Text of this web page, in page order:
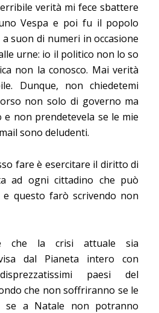
verità mi fece sbattere
Vespa e poi fu il popolo
suon di numeri in occasione
urne: io il politico non lo so
non la conosco. Mai verità
Dunque, non chiedetemi
non solo di governo ma
e non prendetevela se le mie
sono deludenti.
fare è esercitare il diritto di
ad ogni cittadino che può
questo farò scrivendo non
che la crisi attuale sia
dal Pianeta intero con
paesi del
che non soffriranno se le
se a Natale non potranno